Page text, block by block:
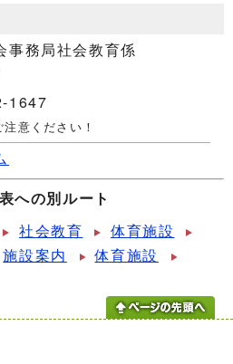
事務局社会教育係
1647
意ください！
への別ルート
社会教育
体育施設
施設案内 体育施設